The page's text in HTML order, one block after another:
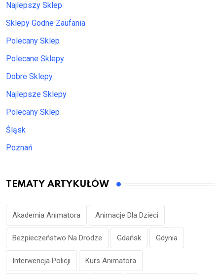
Najlepszy Sklep
Sklepy Godne Zaufania
Polecany Sklep
Polecane Sklepy
Dobre Sklepy
Najlepsze Sklepy
Polecany Sklep
Śląsk
Poznań
TEMATY ARTYKUŁÓW
Akademia Animatora Animacje Dla Dzieci
Bezpieczeństwo Na Drodze Gdańsk Gdynia
Interwencja Policji Kurs Animatora